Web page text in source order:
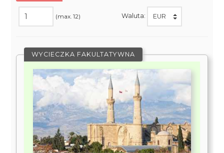
(max. 12) Waluta:
WYCIECZKA FAKULTATYWNA